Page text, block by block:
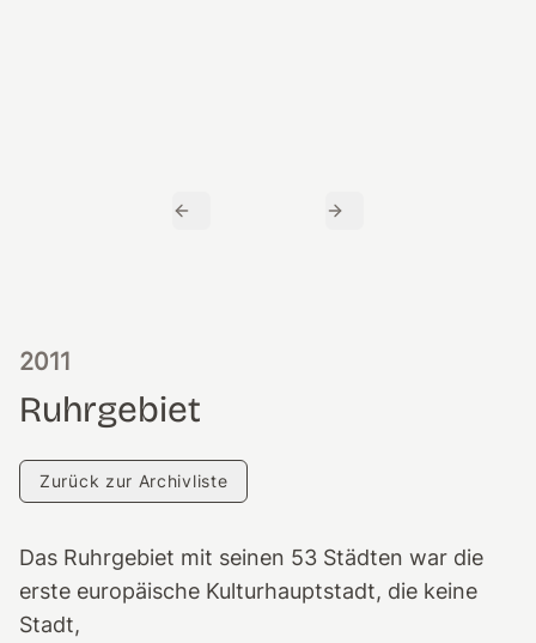
Previous Slide Next Slide
2011
Ruhrgebiet
Zurück zur Archivliste
Das Ruhrgebiet mit seinen 53 Städten war die
erste europäische Kulturhauptstadt, die keine
Stadt,